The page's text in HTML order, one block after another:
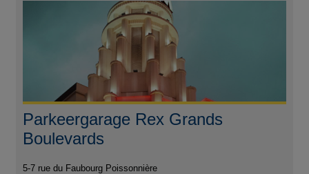
Parkeergarage Rex Grands
Boulevards
5-7 rue du Faubourg Poissonnière